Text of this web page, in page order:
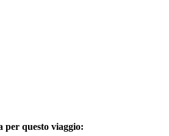
per questo viaggio: